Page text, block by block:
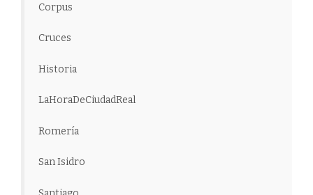
Corpus
Cruces
Historia
LaHoraDeCiudadReal
Romería
San Isidro